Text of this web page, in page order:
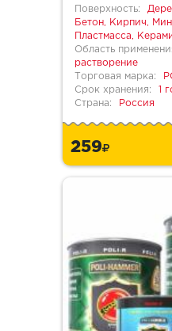
Поверхность:
Бетон, Кирпич,
Пластмасса,
Область
растворение
Торговая марка:
Срок хранения:
1
Страна:
Россия
259